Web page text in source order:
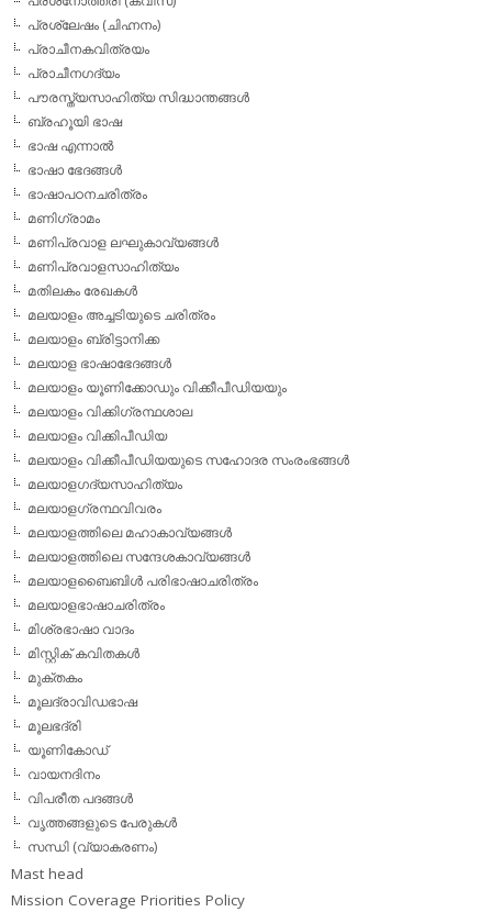
പ്രശ്ലേഷം (ചിഹ്നനം)
പ്രാചീനകവിത്രയം
പ്രാചീനഗദ്യം
പൗരസ്ത്യസാഹിത്യ സിദ്ധാന്തങ്ങള്‍
ബ്രഹൂയി ഭാഷ
ഭാഷ എന്നാല്‍
ഭാഷാ ഭേദങ്ങള്‍
ഭാഷാപഠനചരിത്രം
മണിഗ്രാമം
മണിപ്രവാള ലഘുകാവ്യങ്ങള്‍
മണിപ്രവാളസാഹിത്യം
മതിലകം രേഖകള്‍
മലയാളം അച്ചടിയുടെ ചരിത്രം
മലയാളം ബ്രിട്ടാനിക്ക
മലയാള ഭാഷാഭേദങ്ങള്‍
മലയാളം യൂണിക്കോഡും വിക്കീപീഡിയയും
മലയാളം വിക്കിഗ്രന്ഥശാല
മലയാളം വിക്കിപീഡിയ
മലയാളം വിക്കീപീഡിയയുടെ സഹോദര സംരംഭങ്ങള്‍
മലയാളഗദ്യസാഹിത്യം
മലയാളഗ്രന്ഥവിവരം
മലയാളത്തിലെ മഹാകാവ്യങ്ങള്‍
മലയാളത്തിലെ സന്ദേശകാവ്യങ്ങള്‍
മലയാളബൈബിള്‍ പരിഭാഷാചരിത്രം
മലയാളഭാഷാചരിത്രം
മിശ്രഭാഷാ വാദം
മിസ്റ്റിക് കവിതകള്‍
മുക്തകം
മൂലദ്രാവിഡഭാഷ
മൂലഭദ്രി
യൂണികോഡ്
വായനദിനം
വിപരീത പദങ്ങള്‍
വൃത്തങ്ങളുടെ പേരുകള്‍
സന്ധി (വ്യാകരണം)
Mast head
Mission Coverage Priorities Policy